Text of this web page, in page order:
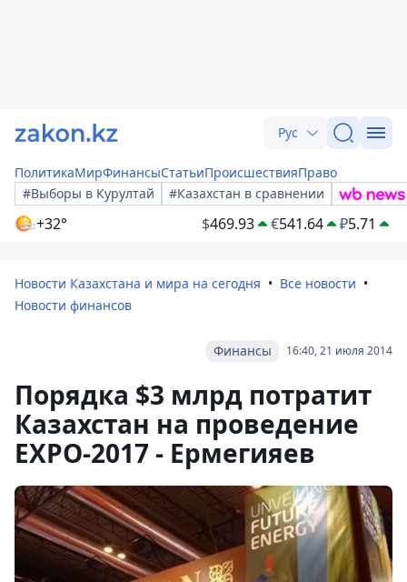
Рус
ПолитикаМирФинансыСтатьиПроисшествияПраво
#Выборы в Курултай
#Казахстан в сравнении
+32° $469.93 €541.64 ₽5.71
Новости Казахстана и мира на сегодня
Все новости
Новости финансов
16:40, 21 июля 2014
Финансы
Порядка $3 млрд потратит
Казахстан на проведение
EXPO-2017 - Ермегияев